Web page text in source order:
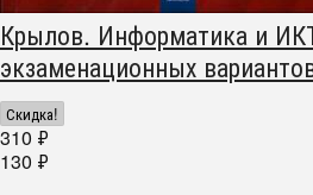
Крылов. Информатика и
экзаменационных
Скидка!
310 ₽
130 ₽